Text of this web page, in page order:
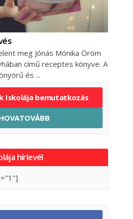
meg Jónás Mónika Öröm
című receptes könyve. A
és
Iskolája bemutatkozás
hírlevél